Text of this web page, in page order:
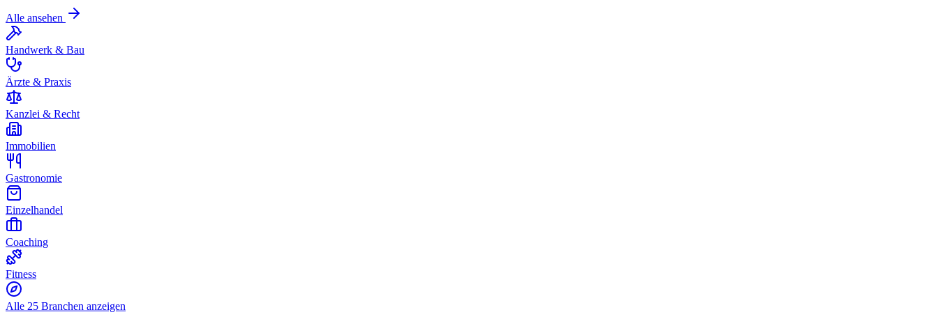
Alle ansehen
Handwerk & Bau
Ärzte & Praxis
Kanzlei & Recht
Immobilien
Gastronomie
Einzelhandel
Coaching
Fitness
Alle 25 Branchen anzeigen